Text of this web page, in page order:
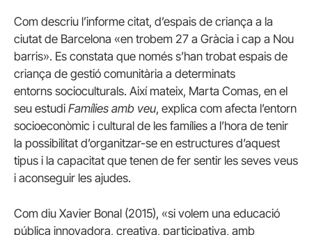
Com descriu l’informe citat, d’espais de criança a la
ciutat de Barcelona «en trobem 27 a Gràcia i cap a Nou
barris». Es constata que només s’han trobat espais de
criança de gestió comunitària a determinats
entorns socioculturals. Així mateix, Marta Comas, en el
seu estudi Famílies amb veu, explica com afecta l’entorn
socioeconòmic i cultural de les famílies a l’hora de tenir
la possibilitat d’organitzar-se en estructures d’aquest
tipus i la capacitat que tenen de fer sentir les seves veus
i aconseguir les ajudes.
Com diu Xavier Bonal (2015), «si volem una educació
pública innovadora, creativa, participativa, amb